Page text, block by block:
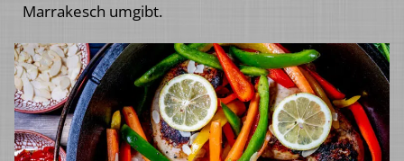
Marrakesch umgibt.